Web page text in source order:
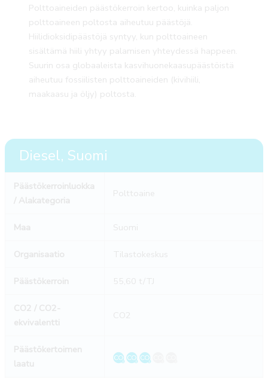
Polttoaineiden päästökerroin kertoo, kuinka paljon
polttoaineen poltosta aiheutuu päästöjä.
Hiilidioksidipäästöjä syntyy, kun polttoaineen
sisältämä hiili yhtyy palamisen yhteydessä happeen.
Suurin osa globaaleista kasvihuonekaasupäästöistä
aiheutuu fossiilisten polttoaineiden (kivihiili,
maakaasu ja öljy) poltosta.
Diesel, Suomi
Päästökerroinluokka
/ Alakategoria
Polttoaine
Maa Suomi
Organisaatio Tilastokeskus
Päästökerroin 55,60 t/TJ
CO2 / CO2-
ekvivalentti
CO2
Päästökertoimen
laatu